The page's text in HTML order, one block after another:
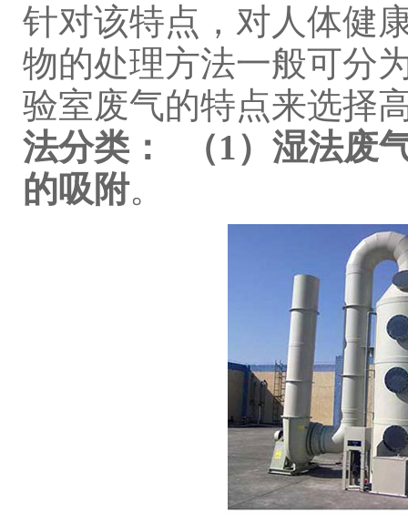
针对该特点，对人体健
物的处理方法一般可分
验室废气的特点来选择
法分类：
（1）湿法废
的吸附。